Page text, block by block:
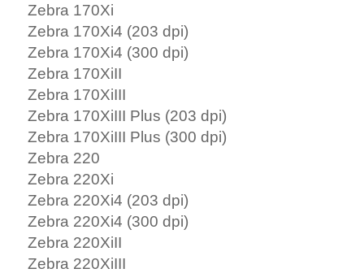
Zebra 170Xi
Zebra 170Xi4 (203 dpi)
Zebra 170Xi4 (300 dpi)
Zebra 170XiII
Zebra 170XiIII
Zebra 170XiIII Plus (203 dpi)
Zebra 170XiIII Plus (300 dpi)
Zebra 220
Zebra 220Xi
Zebra 220Xi4 (203 dpi)
Zebra 220Xi4 (300 dpi)
Zebra 220XiII
Zebra 220XiIII